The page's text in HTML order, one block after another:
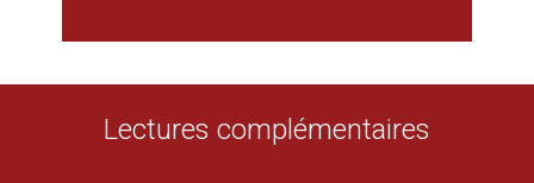
Lectures complémentaires